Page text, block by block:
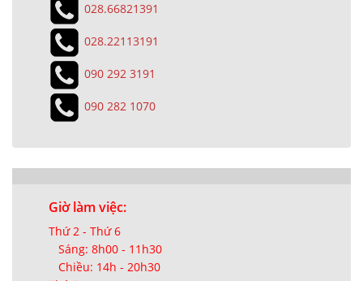
028.66821391
028.22113191
090 292 3191
090 282 1070
Giờ làm việc:
Thứ 2 - Thứ 6
Sáng: 8h00 - 11h30
Chiều: 14h - 20h30